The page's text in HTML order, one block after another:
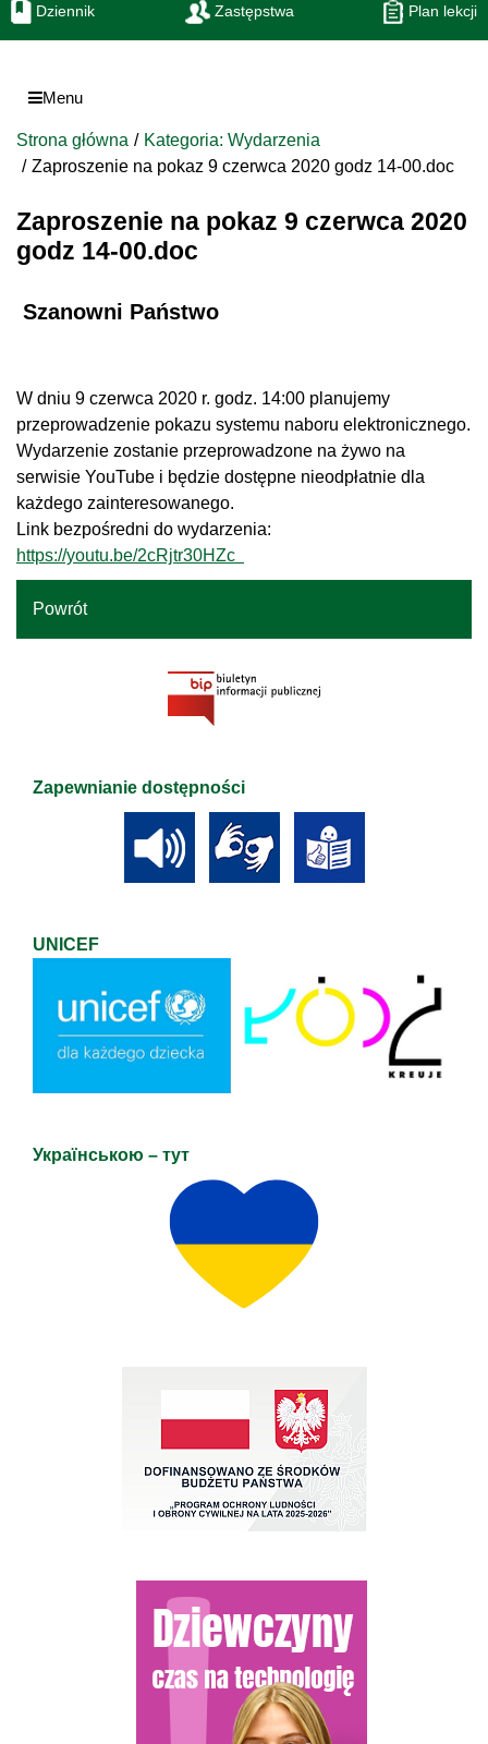
Dziennik Zastępstwa Plan lekcji
Menu
Strona główna
Kategoria: Wydarzenia
Zaproszenie na pokaz 9 czerwca 2020 godz 14-00.doc
Zaproszenie na pokaz 9 czerwca 2020
godz 14-00.doc
Szanowni Państwo
W dniu 9 czerwca 2020 r. godz. 14:00 planujemy
przeprowadzenie pokazu systemu naboru elektronicznego.
Wydarzenie zostanie przeprowadzone na żywo na
serwisie YouTube i będzie dostępne nieodpłatnie dla
każdego zainteresowanego.
Link bezpośredni do wydarzenia:
https://youtu.be/2cRjtr30HZc
Powrót
Zapewnianie dostępności
UNICEF
Українською – тут